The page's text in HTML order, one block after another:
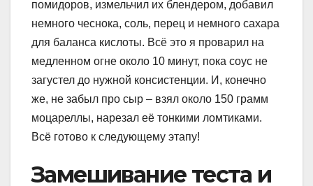
помидоров, измельчил их блендером, добавил
немного чеснока, соль, перец и немного сахара
для баланса кислоты. Всё это я проварил на
медленном огне около 10 минут, пока соус не
загустел до нужной консистенции. И, конечно
же, не забыл про сыр – взял около 150 грамм
моцареллы, нарезал её тонкими ломтиками.
Всё готово к следующему этапу!
Замешивание теста и